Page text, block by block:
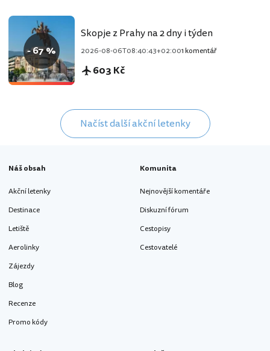
- 67 %
Skopje z Prahy na 2 dny i týden
2026-08-06T08:40:43+02:001 komentář
603 Kč
Načíst další akční letenky
Náš obsah
Akční letenky
Destinace
Letiště
Aerolinky
Zájezdy
Blog
Recenze
Promo kódy
Komunita
Nejnovější komentáře
Diskuzní fórum
Cestopisy
Cestovatelé